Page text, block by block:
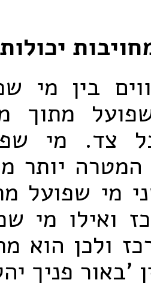
בין מי
מתוך
צד. מי
יותר
מי שפועל
ואילו מי
ולכן הוא
'באור פניך